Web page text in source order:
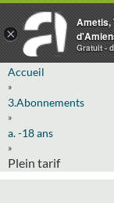
Accueil
»
3.Abonnements
»
a. -18 ans
»
Plein tarif
×
Ametis,
Gratuit -